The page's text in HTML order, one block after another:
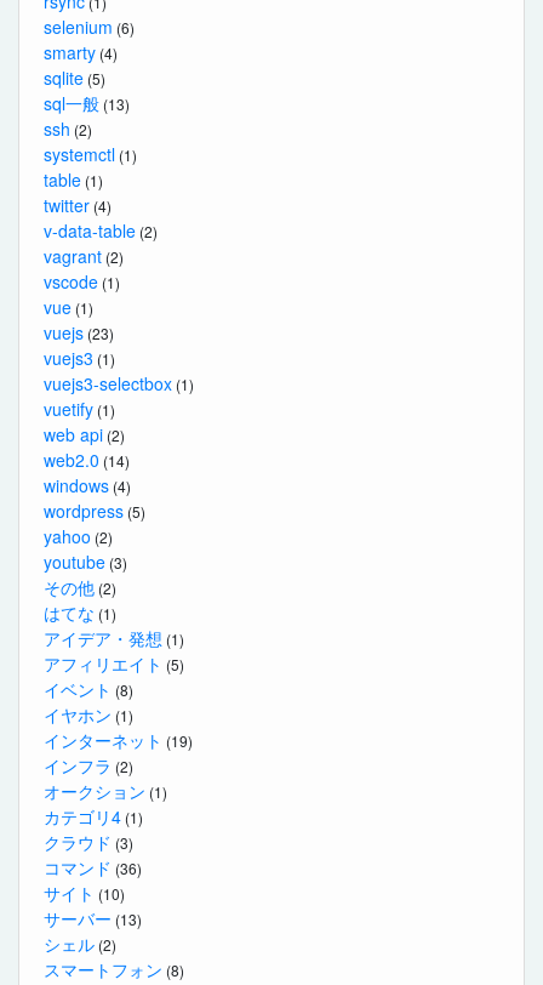
selenium (6)
smarty (4)
sqlite (5)
sql一般 (13)
ssh (2)
systemctl (1)
table (1)
twitter (4)
v-data-table (2)
vagrant (2)
vscode (1)
vue (1)
vuejs (23)
vuejs3 (1)
vuejs3-selectbox (1)
vuetify (1)
web api (2)
web2.0 (14)
windows (4)
wordpress (5)
yahoo (2)
youtube (3)
その他 (2)
はてな (1)
アイデア・発想 (1)
アフィリエイト (5)
イベント (8)
イヤホン (1)
インターネット (19)
インフラ (2)
オークション (1)
カテゴリ4 (1)
クラウド (3)
コマンド (36)
サイト (10)
サーバー (13)
シェル (2)
スマートフォン (8)